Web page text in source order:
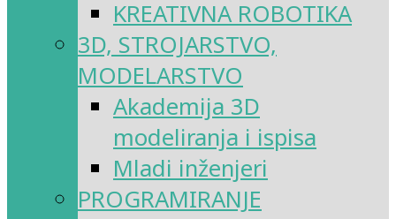
KREATIVNA ROBOTIKA
3D, STROJARSTVO,
MODELARSTVO
Akademija 3D
modeliranja i ispisa
Mladi inženjeri
PROGRAMIRANJE